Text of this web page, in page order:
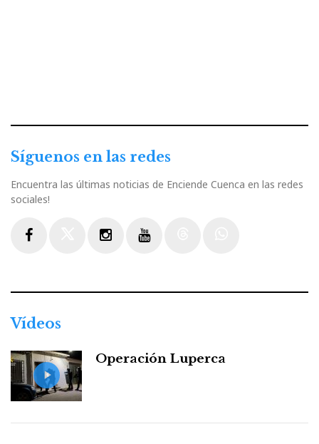
Síguenos en las redes
Encuentra las últimas noticias de Enciende Cuenca en las redes
sociales!
Vídeos
Operación Luperca